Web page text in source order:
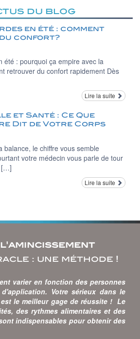
du blog
en été : comment
confort?
été : pourquoi ça empire avec la
retrouver du confort rapidement Dès
Lire la suite
et Santé : Ce Que
Dit de Votre Corps
balance, le chiffre vous semble
votre médecin vous parle de tour
[…]
Lire la suite
: une méthode !
varier en fonction des personnes
Votre sérieux dans le
le meilleur gage de réussite ! Le
des rythmes alimentaires et des
indispensables pour obtenir des